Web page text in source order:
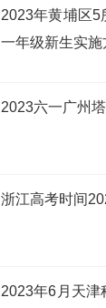
2023年黄埔区5
一年级新生实
2023六一广州
浙江高考时间
2023年6月天津